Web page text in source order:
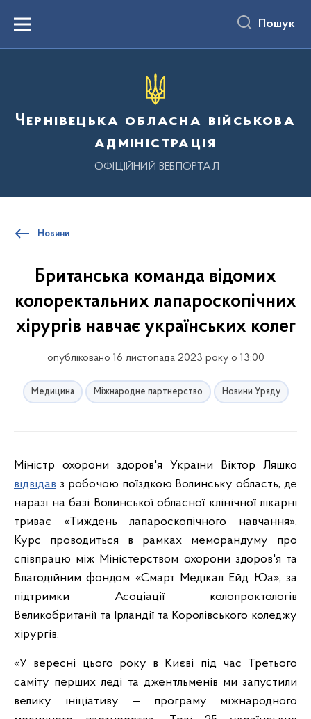
вмістуMenu Пошук
Чернівецька обласна військова
адміністрація
ОФІЦІЙНИЙ ВЕБПОРТАЛ
Новини
Британська команда відомих
колоректальних лапароскопічних
хірургів навчає українських колег
опубліковано 16 листопада 2023 року о 13:00
Медицина Міжнародне партнерство Новини Уряду
Міністр охорони здоров'я України Віктор Ляшко
відвідав з робочою поїздкою Волинську область, де
наразі на базі Волинської обласної клінічної лікарні
триває «Тиждень лапароскопічного навчання».
Курс проводиться в рамках меморандуму про
співпрацю між Міністерством охорони здоров'я та
Благодійним фондом «Смарт Медікал Ейд Юа», за
підтримки Асоціації колопроктологів
Великобританії та Ірландії та Королівського коледжу
хірургів.
«У вересні цього року в Києві під час Третього
саміту перших леді та джентльменів ми запустили
велику ініціативу — програму міжнародного